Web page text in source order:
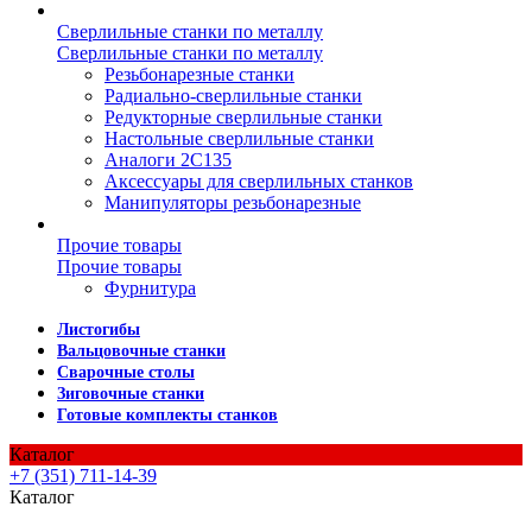
Сверлильные станки по металлу
Сверлильные станки по металлу
Резьбонарезные станки
Радиально-сверлильные станки
Редукторные сверлильные станки
Настольные сверлильные станки
Аналоги 2С135
Аксессуары для сверлильных станков
Манипуляторы резьбонарезные
Прочие товары
Прочие товары
Фурнитура
Листогибы
Вальцовочные станки
Сварочные столы
Зиговочные станки
Готовые комплекты станков
Каталог
+7 (351) 711-14-39
Каталог